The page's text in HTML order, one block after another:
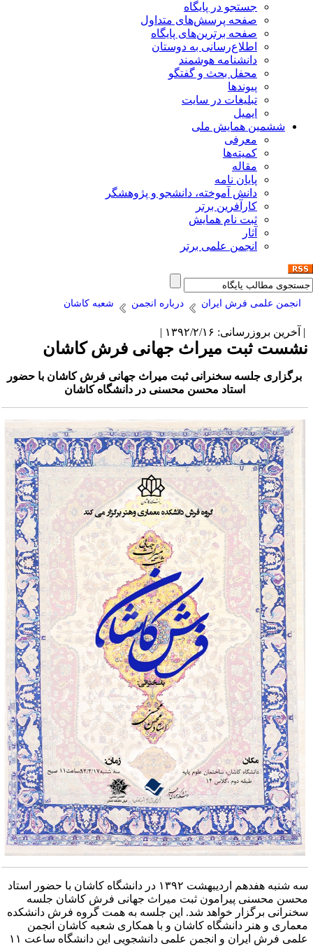
جستجو در پایگاه
صفحه پرسش‌های متداول
صفحه برترین‌های پایگاه
اطلاع‌رسانی به دوستان
دانشنامه هوشمند
محفل بحث و گفتگو
پیوندها
تبلیغات در سایت
ایمیل
ششمین همایش ملی
معرفی
کمیته‌ها
مقاله
پایان نامه
دانش آموخته، دانشجو و پژوهشگر
کارآفرین برتر
ثبت نام همایش
آثار
انجمن علمی برتر
انجمن علمی فرش ایران درباره انجمن شعبه کاشان
بروزرسانی: ۱۳۹۲/۲/۱۶ |
ثبت میراث جهانی فرش کاشان
برگزاری جلسه سخنرانی ثبت میراث جهانی فرش کاشان با حضور
استاد محسن محسنی در دانشگاه کاشان
سه شنبه هفدهم اردیبهشت ۱۳۹۲ در دانشگاه کاشان با حضور استاد
محسنی پیرامون ثبت میراث جهانی فرش کاشان جلسه
برگزار خواهد شد. این جلسه به همت گروه فرش دانشکده
و هنر دانشگاه کاشان و با همکاری شعبه کاشان انجمن
علمی فرش ایران و انجمن علمی دانشجویی این دانشگاه ساعت ۱۱